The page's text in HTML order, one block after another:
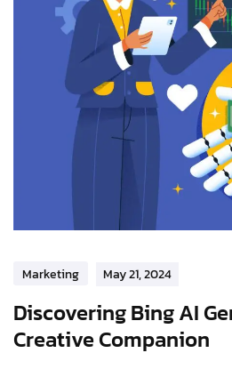
Marketing May 21, 2024
Discovering Bing AI
Creative Companion